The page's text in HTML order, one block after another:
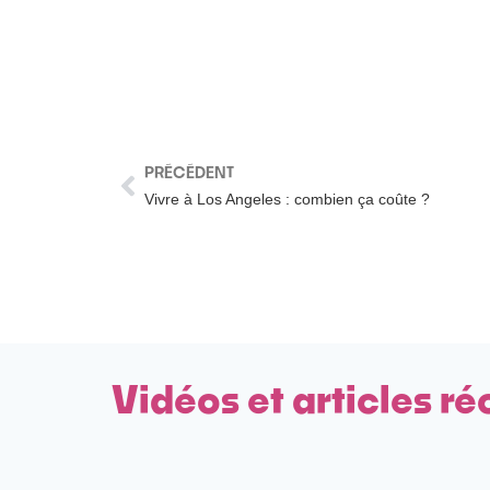
PRÉCÉDENT
Vivre à Los Angeles : combien ça coûte ?
Vidéos et articles